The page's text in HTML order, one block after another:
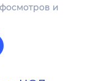
и